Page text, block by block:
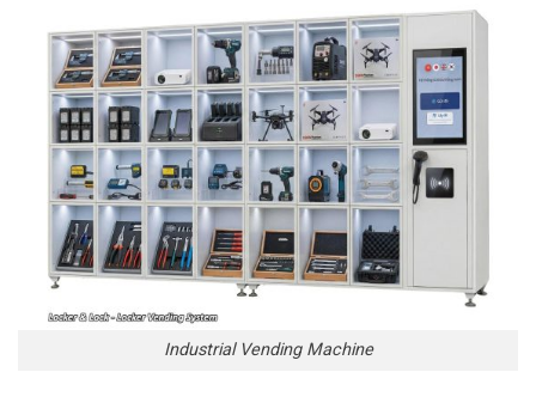
Industrial Vending Machine